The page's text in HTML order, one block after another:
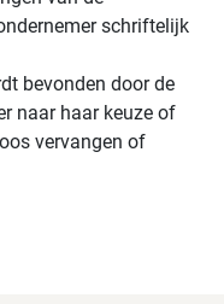
schriftelijk
bevonden door de
naar haar keuze of
vervangen of